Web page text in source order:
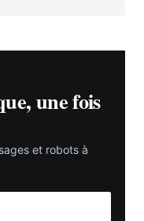
une fois
et robots à